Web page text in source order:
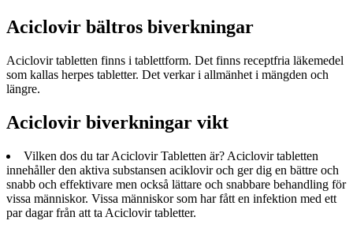
Aciclovir bältros biverkningar
Aciclovir tabletten finns i tablettform. Det finns receptfria läkemedel
som kallas herpes tabletter. Det verkar i allmänhet i mängden och
längre.
Aciclovir biverkningar vikt
Vilken dos du tar Aciclovir Tabletten är? Aciclovir tabletten
innehåller den aktiva substansen aciklovir och ger dig en bättre och
snabb och effektivare men också lättare och snabbare behandling för
vissa människor. Vissa människor som har fått en infektion med ett
par dagar från att ta Aciclovir tabletter.